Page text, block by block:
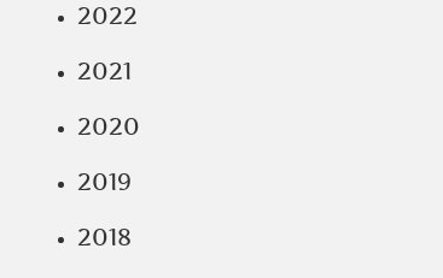
2022
2021
2020
2019
2018